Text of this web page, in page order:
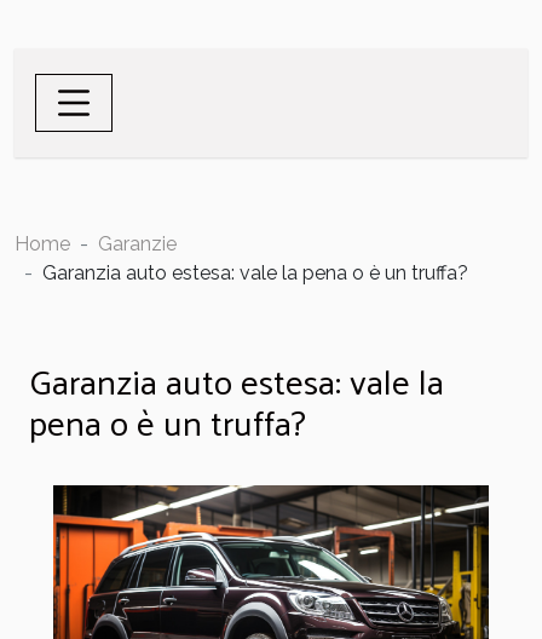
Home
Garanzie
Garanzia auto estesa: vale la pena o è un truffa?
Garanzia auto estesa: vale la
pena o è un truffa?